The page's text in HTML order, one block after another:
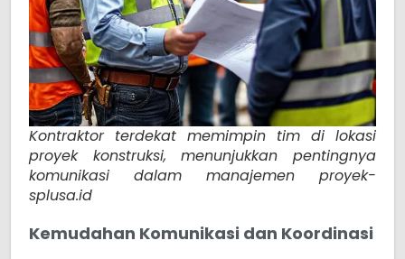
Kontraktor terdekat memimpin tim di lokasi
proyek konstruksi, menunjukkan pentingnya
komunikasi dalam manajemen proyek-
splusa.id
Kemudahan Komunikasi dan Koordinasi